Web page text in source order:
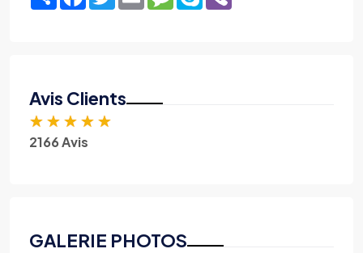
Avis Clients
★ ★ ★ ★ ★
2166 Avis
GALERIE PHOTOS